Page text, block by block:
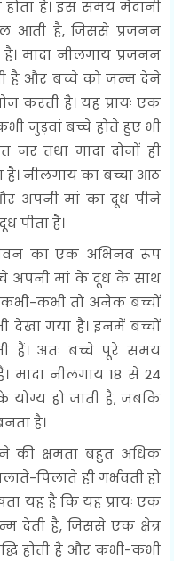
है। इस समय मैदानी
आती है, जिससे प्रजनन
मादा नीलगाय प्रजनन
है और बच्चे को जन्म देने
करती है। यह प्रायः एक
जुड़वां बच्चे होते हुए भी
तथा मादा दोनों ही
है। नीलगाय का बच्चा आठ
अपनी मां का दूध पीने
पीता है।
का एक अभिनव रूप
अपनी मां के दूध के साथ
कभी-कभी तो अनेक बच्चों
देखा गया है। इनमें बच्चों
हैं। अतः बच्चे पूरे समय
नीलगाय 18 से 24
हो जाती है, जबकि
है।
की क्षमता बहुत अधिक
पिलाते ही गर्भवती हो
यह है कि यह प्रायः एक
देती है, जिससे एक क्षेत्र
होती है और कभी-कभी